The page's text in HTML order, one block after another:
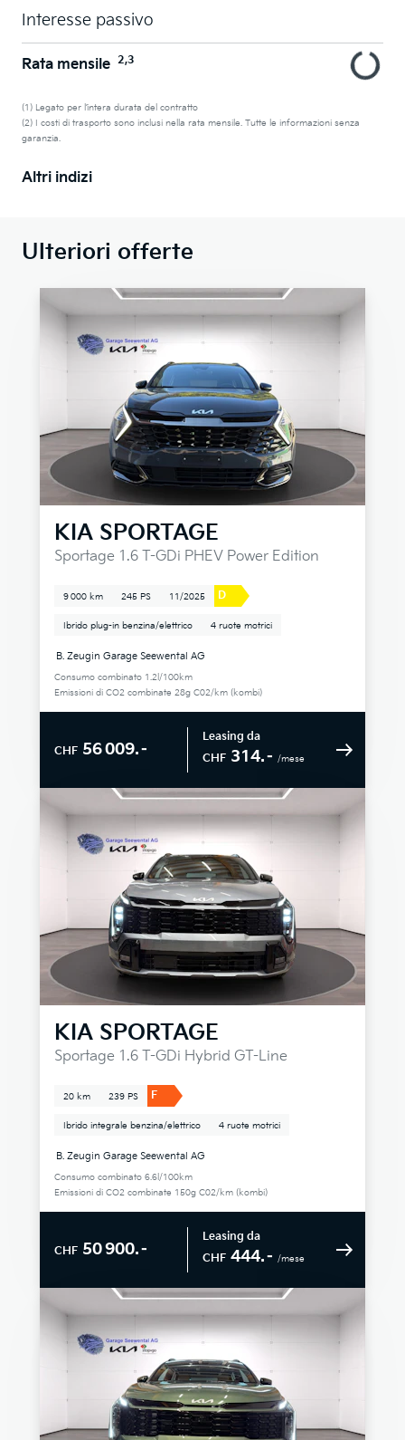
Interesse passivo
Rata mensile 2,3
(1) Legato per l’intera durata del contratto
(2) I costi di trasporto sono inclusi nella rata mensile. Tutte le informazioni senza
garanzia.
Altri indizi
Ulteriori offerte
KIA SPORTAGE
Sportage 1.6 T-GDi PHEV Power Edition
9 000 km 245 PS 11/2025 D
Ibrido plug-in benzina/elettrico 4 ruote motrici
B. Zeugin Garage Seewental AG
Consumo combinato 1.2l/100km
Emissioni di CO2 combinate 28g C02/km (kombi)
CHF 56 009.–
Leasing da
CHF 314.– /mese
KIA SPORTAGE
Sportage 1.6 T-GDi Hybrid GT-Line
20 km 239 PS F
Ibrido integrale benzina/elettrico 4 ruote motrici
B. Zeugin Garage Seewental AG
Consumo combinato 6.6l/100km
Emissioni di CO2 combinate 150g C02/km (kombi)
CHF 50 900.–
Leasing da
CHF 444.– /mese